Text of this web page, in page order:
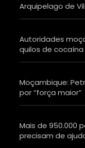
Arquipelago de
Autoridades
quilos de
Moçambique:
por “força maior”
Mais de 950.000
precisam de